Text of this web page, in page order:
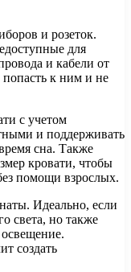
и розеток.
для
и кабели от
попасть к ним и не
с учетом
и поддерживать
сна. Также
кровати, чтобы
помощи взрослых.
Идеально, если
света, но также
освещение.
создать